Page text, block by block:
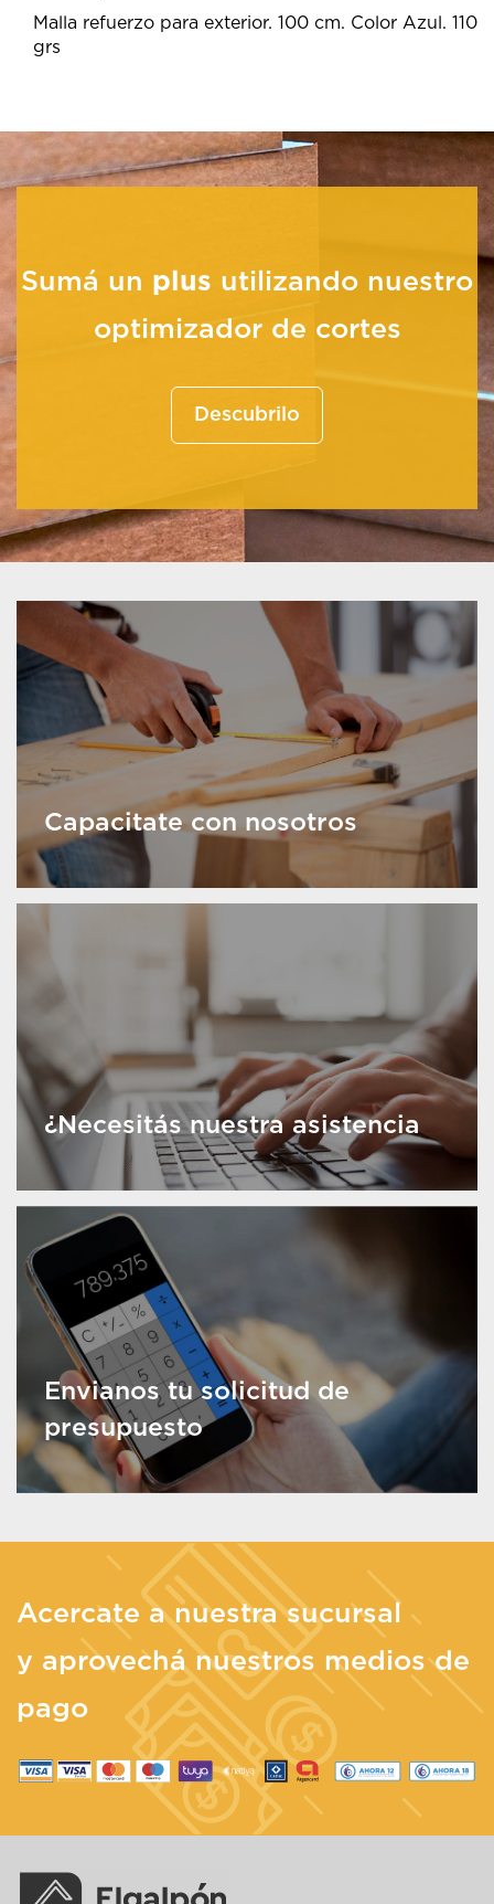
Malla refuerzo para exterior. 100 cm. Color Azul. 110
grs
Sumá un plus utilizando nuestro
optimizador de cortes
Descubrilo
Capacitate con nosotros
¿Necesitás nuestra asistencia
Envianos tu solicitud de
presupuesto
Acercate a nuestra sucursal
y aprovechá nuestros medios de
pago